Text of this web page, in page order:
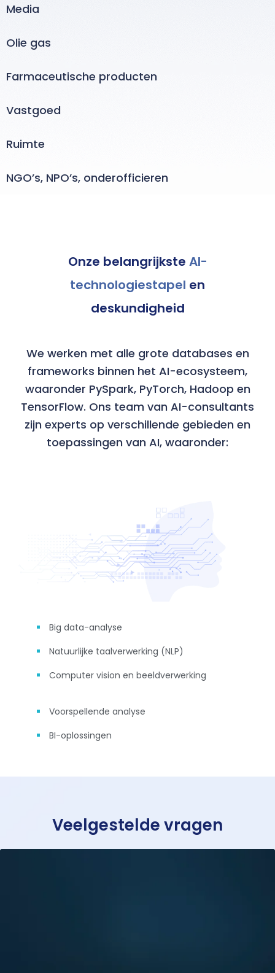
Media
Olie gas
Farmaceutische producten
Vastgoed
Ruimte
NGO’s, NPO’s, onderofficieren
Onze belangrijkste AI-
technologiestapel en
deskundigheid
We werken met alle grote databases en
frameworks binnen het AI-ecosysteem,
waaronder PySpark, PyTorch, Hadoop en
TensorFlow. Ons team van AI-consultants
zijn experts op verschillende gebieden en
toepassingen van AI, waaronder:
Big data-analyse
Natuurlijke taalverwerking (NLP)
Computer vision en beeldverwerking
Voorspellende analyse
BI-oplossingen
Veelgestelde vragen